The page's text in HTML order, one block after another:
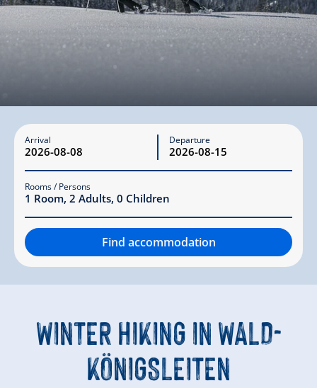
Arrival Departure
Rooms / Persons
1 Room, 2 Adults, 0 Children
Find accommodation
WINTER HIKINGIN WALD-
KÖNIGSLEITEN